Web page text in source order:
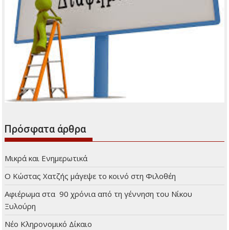
Πρόσφατα άρθρα
Μικρά και Ενημερωτικά
Ο Κώστας Χατζής μάγεψε το κοινό στη Φιλοθέη
Αφιέρωμα στα 90 χρόνια από τη γέννηση του Νίκου
Ξυλούρη
Νέο Κληρονομικό Δίκαιο